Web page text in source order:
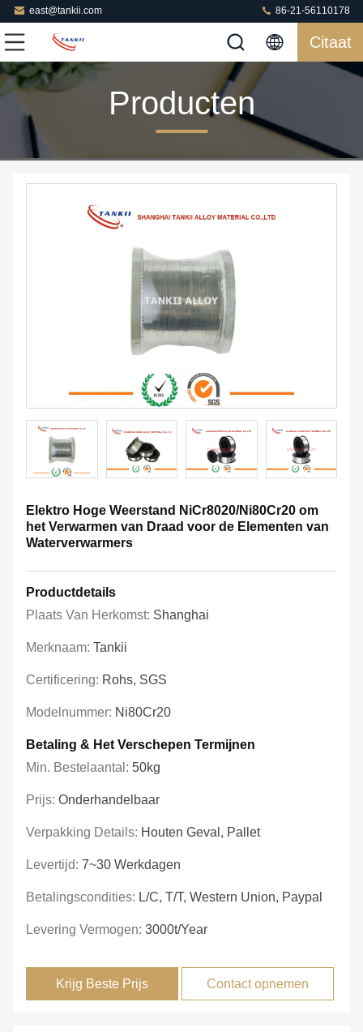
east@tankii.com 86-21-56110178
Citaat
Producten
Elektro Hoge Weerstand NiCr8020/Ni80Cr20 om
het Verwarmen van Draad voor de Elementen van
Waterverwarmers
Productdetails
Plaats Van Herkomst: Shanghai
Merknaam: Tankii
Certificering: Rohs, SGS
Modelnummer: Ni80Cr20
Betaling & Het Verschepen Termijnen
Min. Bestelaantal: 50kg
Prijs: Onderhandelbaar
Verpakking Details: Houten Geval, Pallet
Levertijd: 7~30 Werkdagen
Betalingscondities: L/C, T/T, Western Union, Paypal
Levering Vermogen: 3000t/year
Krijg Beste Prijs Contact opnemen